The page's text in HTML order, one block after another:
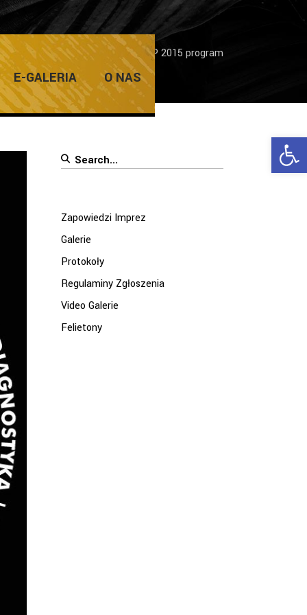
E-GALERIA O NAS
/ Zapowiedzi Imprez /WOŚP 2015 program
Search
Zapowiedzi Imprez
Galerie
Protokoły
Regulaminy Zgłoszenia
Video Galerie
Felietony